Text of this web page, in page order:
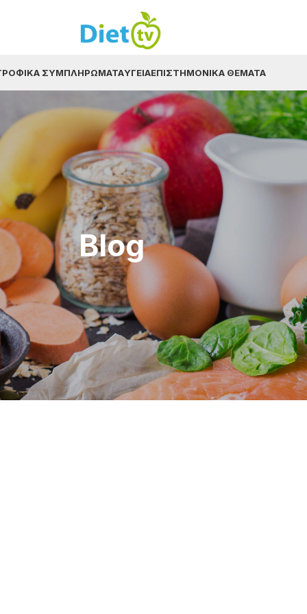
ΣΥΜΠΛΗΡΏΜΑΤΑΥΓΕΊΑΕΠΙΣΤΗΜΟΝΙΚΆ ΘΈΜΑΤΑ
Blog